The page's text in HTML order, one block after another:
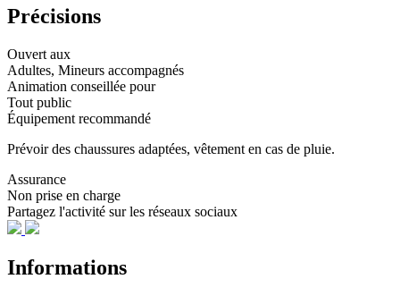
Précisions
Ouvert aux
Adultes, Mineurs accompagnés
Animation conseillée pour
Tout public
Équipement recommandé
Prévoir des chaussures adaptées, vêtement en cas de pluie.
Assurance
Non prise en charge
Partagez l'activité sur les réseaux sociaux
Informations